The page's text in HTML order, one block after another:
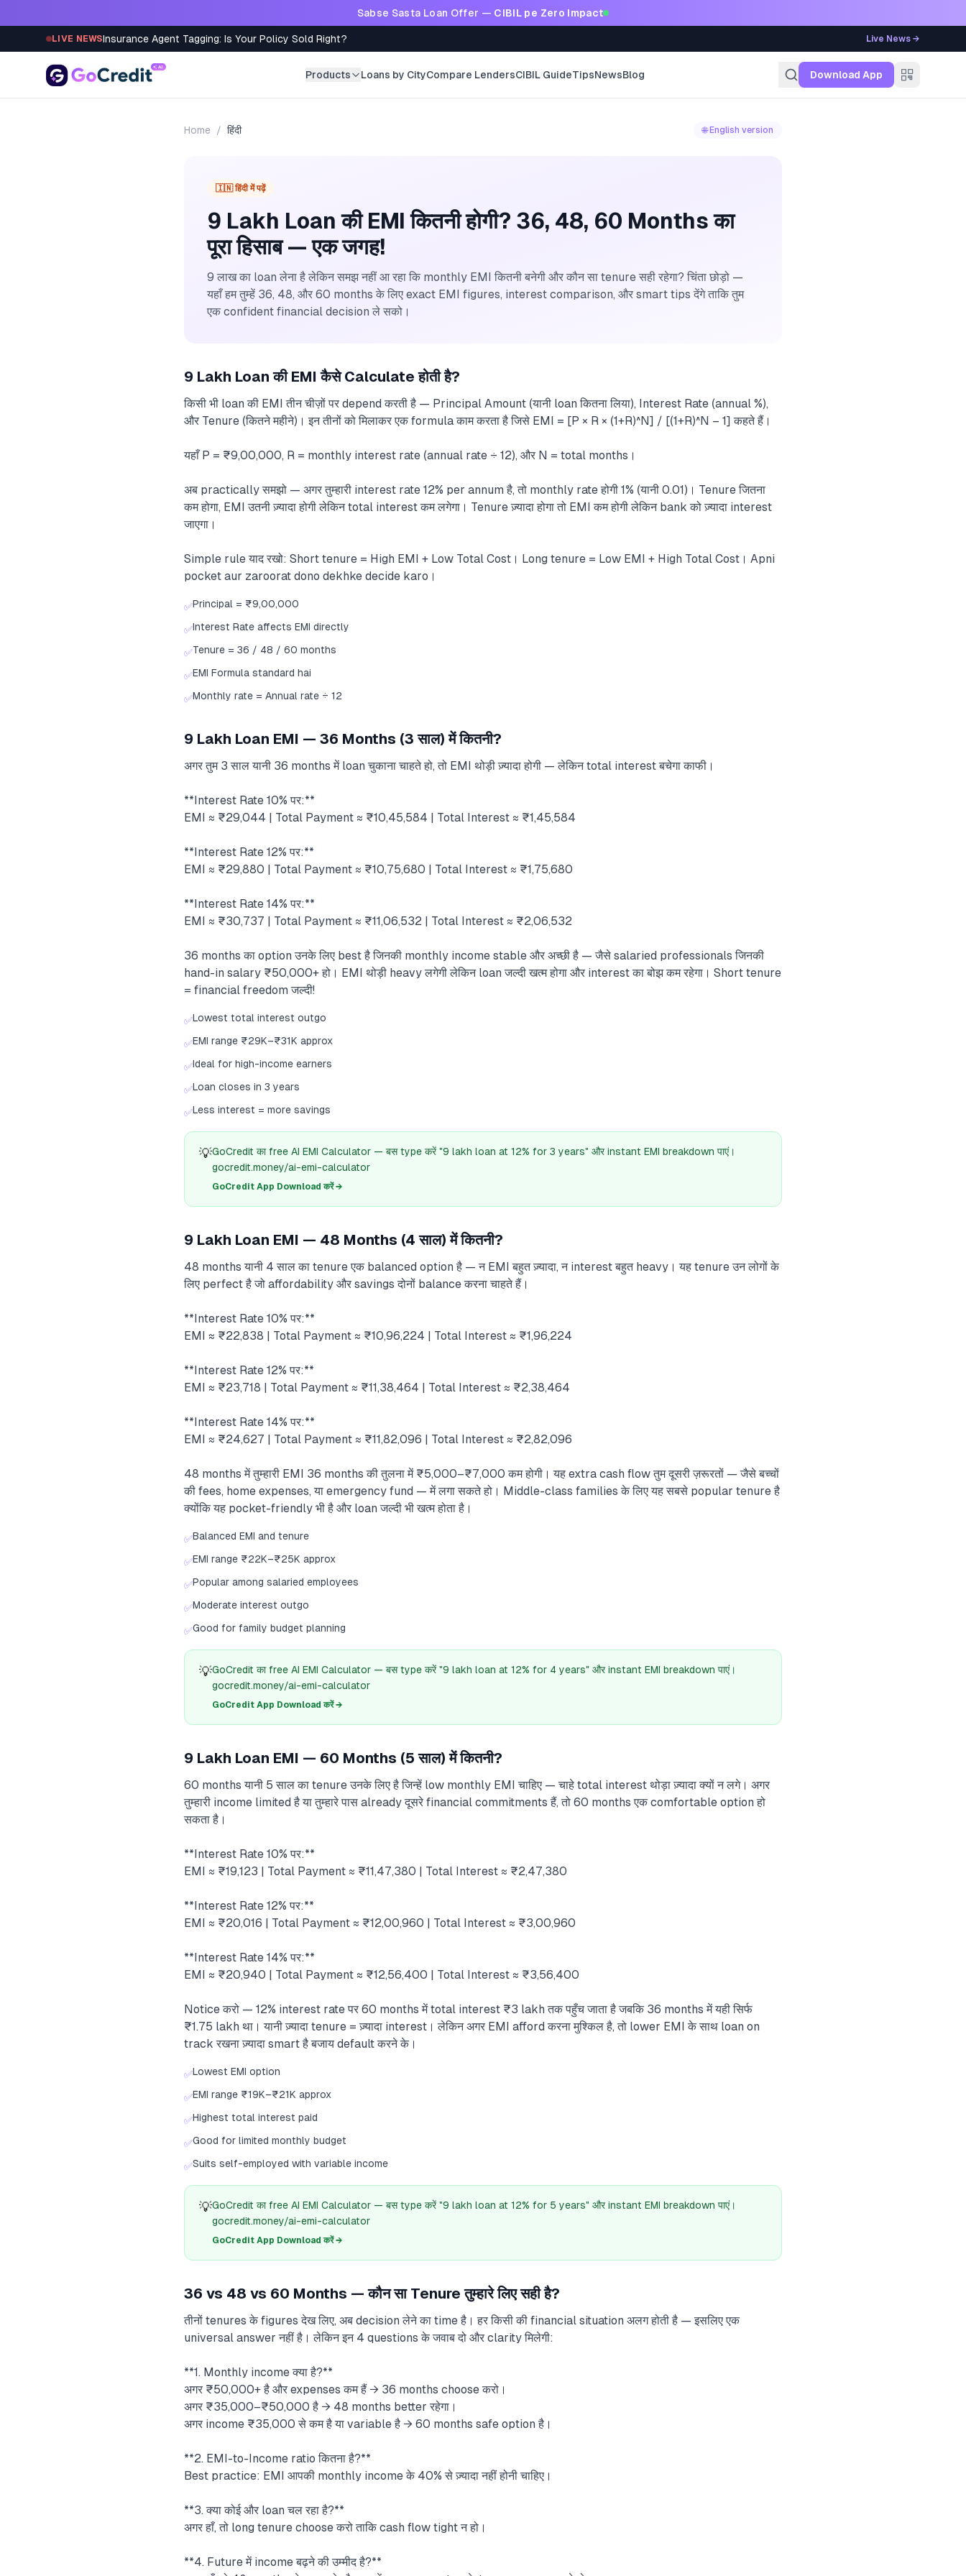
Sabse Sasta Loan Offer — CIBIL pe Zero Impact
LIVE NEWSInsurance Agent Tagging: Is Your Policy Sold Right? Live News →
Products Loans by CityCompare LendersCIBIL GuideTipsNewsBlog Download App
Home / हिंदी 🌐 English version
🇮🇳 हिंदी में पढ़ें
9 Lakh Loan की EMI कितनी होगी? 36, 48, 60 Months का
पूरा हिसाब — एक जगह!
9 लाख का loan लेना है लेकिन समझ नहीं आ रहा कि monthly EMI कितनी बनेगी और कौन सा tenure सही रहेगा? चिंता छोड़ो —
यहाँ हम तुम्हें 36, 48, और 60 months के लिए exact EMI figures, interest comparison, और smart tips देंगे ताकि तुम
एक confident financial decision ले सको।
9 Lakh Loan की EMI कैसे Calculate होती है?
किसी भी loan की EMI तीन चीज़ों पर depend करती है — Principal Amount (यानी loan कितना लिया), Interest Rate (annual %),
और Tenure (कितने महीने)। इन तीनों को मिलाकर एक formula काम करता है जिसे EMI = [P × R × (1+R)^N] / [(1+R)^N – 1] कहते हैं।
यहाँ P = ₹9,00,000, R = monthly interest rate (annual rate ÷ 12), और N = total months।
अब practically समझो — अगर तुम्हारी interest rate 12% per annum है, तो monthly rate होगी 1% (यानी 0.01)। Tenure जितना
कम होगा, EMI उतनी ज़्यादा होगी लेकिन total interest कम लगेगा। Tenure ज़्यादा होगा तो EMI कम होगी लेकिन bank को ज़्यादा interest
जाएगा।
Simple rule याद रखो: Short tenure = High EMI + Low Total Cost। Long tenure = Low EMI + High Total Cost। Apni
pocket aur zaroorat dono dekhke decide karo।
✅Principal = ₹9,00,000
✅Interest Rate affects EMI directly
✅Tenure = 36 / 48 / 60 months
✅EMI Formula standard hai
✅Monthly rate = Annual rate ÷ 12
9 Lakh Loan EMI — 36 Months (3 साल) में कितनी?
अगर तुम 3 साल यानी 36 months में loan चुकाना चाहते हो, तो EMI थोड़ी ज़्यादा होगी — लेकिन total interest बचेगा काफी।
**Interest Rate 10% पर:**
EMI ≈ ₹29,044 | Total Payment ≈ ₹10,45,584 | Total Interest ≈ ₹1,45,584
**Interest Rate 12% पर:**
EMI ≈ ₹29,880 | Total Payment ≈ ₹10,75,680 | Total Interest ≈ ₹1,75,680
**Interest Rate 14% पर:**
EMI ≈ ₹30,737 | Total Payment ≈ ₹11,06,532 | Total Interest ≈ ₹2,06,532
36 months का option उनके लिए best है जिनकी monthly income stable और अच्छी है — जैसे salaried professionals जिनकी
hand-in salary ₹50,000+ हो। EMI थोड़ी heavy लगेगी लेकिन loan जल्दी खत्म होगा और interest का बोझ कम रहेगा। Short tenure
= financial freedom जल्दी!
✅Lowest total interest outgo
✅EMI range ₹29K–₹31K approx
✅Ideal for high-income earners
✅Loan closes in 3 years
✅Less interest = more savings
💡GoCredit का free AI EMI Calculator — बस type करें "9 lakh loan at 12% for 3 years" और instant EMI breakdown पाएं।
gocredit.money/ai-emi-calculator
GoCredit App Download करें →
9 Lakh Loan EMI — 48 Months (4 साल) में कितनी?
48 months यानी 4 साल का tenure एक balanced option है — न EMI बहुत ज़्यादा, न interest बहुत heavy। यह tenure उन लोगों के
लिए perfect है जो affordability और savings दोनों balance करना चाहते हैं।
**Interest Rate 10% पर:**
EMI ≈ ₹22,838 | Total Payment ≈ ₹10,96,224 | Total Interest ≈ ₹1,96,224
**Interest Rate 12% पर:**
EMI ≈ ₹23,718 | Total Payment ≈ ₹11,38,464 | Total Interest ≈ ₹2,38,464
**Interest Rate 14% पर:**
EMI ≈ ₹24,627 | Total Payment ≈ ₹11,82,096 | Total Interest ≈ ₹2,82,096
48 months में तुम्हारी EMI 36 months की तुलना में ₹5,000–₹7,000 कम होगी। यह extra cash flow तुम दूसरी ज़रूरतों — जैसे बच्चों
की fees, home expenses, या emergency fund — में लगा सकते हो। Middle-class families के लिए यह सबसे popular tenure है
क्योंकि यह pocket-friendly भी है और loan जल्दी भी खत्म होता है।
✅Balanced EMI and tenure
✅EMI range ₹22K–₹25K approx
✅Popular among salaried employees
✅Moderate interest outgo
✅Good for family budget planning
💡GoCredit का free AI EMI Calculator — बस type करें "9 lakh loan at 12% for 4 years" और instant EMI breakdown पाएं।
gocredit.money/ai-emi-calculator
GoCredit App Download करें →
9 Lakh Loan EMI — 60 Months (5 साल) में कितनी?
60 months यानी 5 साल का tenure उनके लिए है जिन्हें low monthly EMI चाहिए — चाहे total interest थोड़ा ज़्यादा क्यों न लगे। अगर
तुम्हारी income limited है या तुम्हारे पास already दूसरे financial commitments हैं, तो 60 months एक comfortable option हो
सकता है।
**Interest Rate 10% पर:**
EMI ≈ ₹19,123 | Total Payment ≈ ₹11,47,380 | Total Interest ≈ ₹2,47,380
**Interest Rate 12% पर:**
EMI ≈ ₹20,016 | Total Payment ≈ ₹12,00,960 | Total Interest ≈ ₹3,00,960
**Interest Rate 14% पर:**
EMI ≈ ₹20,940 | Total Payment ≈ ₹12,56,400 | Total Interest ≈ ₹3,56,400
Notice करो — 12% interest rate पर 60 months में total interest ₹3 lakh तक पहुँच जाता है जबकि 36 months में यही सिर्फ
₹1.75 lakh था। यानी ज़्यादा tenure = ज़्यादा interest। लेकिन अगर EMI afford करना मुश्किल है, तो lower EMI के साथ loan on
track रखना ज़्यादा smart है बजाय default करने के।
✅Lowest EMI option
✅EMI range ₹19K–₹21K approx
✅Highest total interest paid
✅Good for limited monthly budget
✅Suits self-employed with variable income
💡GoCredit का free AI EMI Calculator — बस type करें "9 lakh loan at 12% for 5 years" और instant EMI breakdown पाएं।
gocredit.money/ai-emi-calculator
GoCredit App Download करें →
36 vs 48 vs 60 Months — कौन सा Tenure तुम्हारे लिए सही है?
तीनों tenures के figures देख लिए, अब decision लेने का time है। हर किसी की financial situation अलग होती है — इसलिए एक
universal answer नहीं है। लेकिन इन 4 questions के जवाब दो और clarity मिलेगी:
**1. Monthly income क्या है?**
अगर ₹50,000+ है और expenses कम हैं → 36 months choose करो।
अगर ₹35,000–₹50,000 है → 48 months better रहेगा।
अगर income ₹35,000 से कम है या variable है → 60 months safe option है।
**2. EMI-to-Income ratio कितना है?**
Best practice: EMI आपकी monthly income के 40% से ज़्यादा नहीं होनी चाहिए।
**3. क्या कोई और loan चल रहा है?**
अगर हाँ, तो long tenure choose करो ताकि cash flow tight न हो।
**4. Future में income बढ़ने की उम्मीद है?**